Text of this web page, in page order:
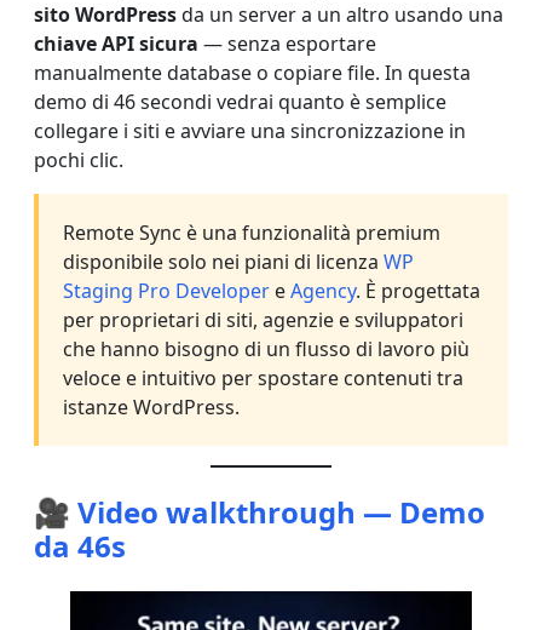
sito WordPressda un server a un altro usando una
chiave API sicura — senza esportare
manualmente database o copiare file. In questa
demo di 46 secondi vedrai quanto è semplice
collegare i siti e avviare una sincronizzazione in
pochi clic.
Remote Sync è una funzionalità premium
disponibile solo nei piani di licenza WP
Staging Pro Developer eAgency. È progettata
per proprietari di siti, agenzie e sviluppatori
che hanno bisogno di un flusso di lavoro più
veloce e intuitivo per spostare contenuti tra
istanze WordPress.
🎥 Video walkthrough — Demo
da 46s